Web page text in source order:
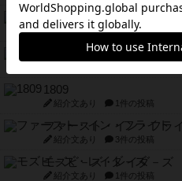
ガルフストライク
紹介文あり 1件の投稿
クルティボ
1809
紹介文あり 1件の投稿
ファースト・イン・フラ
紹介文あり 3件の投稿
モズビ－ズ・レイダ－ズ
紹介文あり 1件の投稿